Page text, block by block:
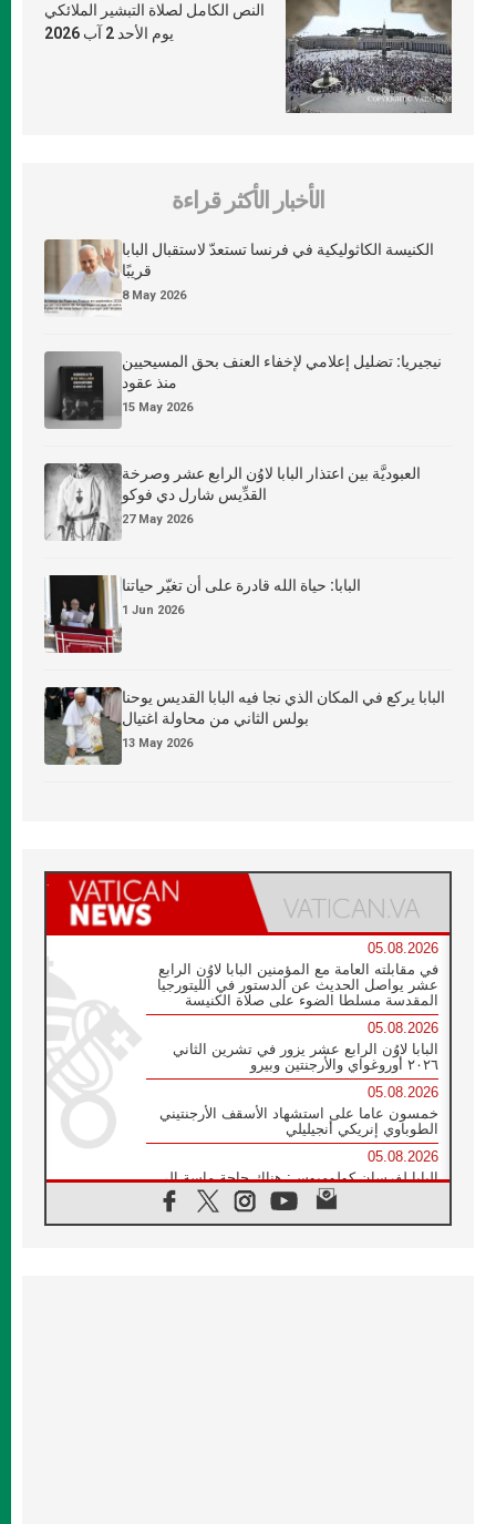
النص الكامل لصلاة التبشير الملائكي
يوم الأحد 2 آب 2026
الأخبار الأكثر قراءة
الكنيسة الكاثوليكية في فرنسا تستعدّ لاستقبال البابا
قريبًا
8 May 2026
نيجيريا: تضليل إعلامي لإخفاء العنف بحق المسيحيين
منذ عقود
15 May 2026
العبوديَّة بين اعتذار البابا لاوُن الرابع عشر وصرخة
القدِّيس شارل دي فوكو
27 May 2026
البابا: حياة الله قادرة على أن تغيّر حياتنا
1 Jun 2026
البابا يركع في المكان الذي نجا فيه البابا القديس يوحنا
بولس الثاني من محاولة اغتيال
13 May 2026
05.08.2026
في مقابلته العامة مع المؤمنين البابا لاوُن الرابع
عشر يواصل الحديث عن الدستور في الليتورجيا
المقدسة مسلطا الضوء على صلاة الكنيسة
05.08.2026
البابا لاوُن الرابع عشر يزور في تشرين الثاني
٢٠٢٦ أوروغواي والأرجنتين وبيرو
05.08.2026
خمسون عاما على استشهاد الأسقف الأرجنتيني
الطوباوي إنريكي أنجيليلي
05.08.2026
البابا لفرسان كولومبوس: هناك حاجة ماسة إلى
أنبياء تناغم يسعون إلى بناء الجسور
04.08.2026